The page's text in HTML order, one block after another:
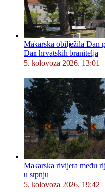
Makarska obilježila Dan
Dan hrvatskih branitelja
5. kolovoza 2026. 13:01
Makarska rivijera među
u srpnju
5. kolovoza 2026. 19:42